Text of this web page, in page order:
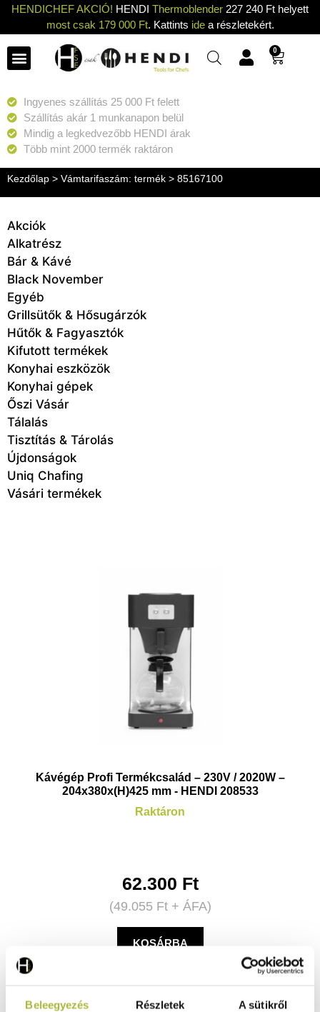
Beleegyezés Részletek A sütikről
HENDICHEF AKCIÓ! HENDI Thermoblender 227 240 Ft helyett
most csak 179 000 Ft. Kattints idea részletekért.
0
Ingyenes szállítás 25 000 Ft felett
Szállítás akár 1 munkanapon belül
Mindig a legkedvezőbb HENDI árak
Több mint 2000 termék raktáron
Kezdőlap > Vámtarifaszám: termék > 85167100
Akciók
Alkatrész
Bár & Kávé
Black November
Egyéb
Grillsütők & Hősugárzók
Hűtők & Fagyasztók
Kifutott termékek
Konyhai eszközök
Konyhai gépek
Őszi Vásár
Tálalás
Tisztítás & Tárolás
Újdonságok
Uniq Chafing
Vásári termékek
Kávégép Profi Termékcsalád – 230V / 2020W –
204x380x(H)425 mm - HENDI 208533
Raktáron
62.300 Ft
(49.055 Ft+ ÁFA)
KOSÁRBA